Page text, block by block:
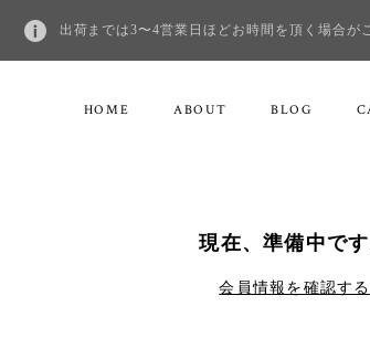
出荷までは3〜4営業日ほどお時間を頂く場合が
HOME ABOUT BLOG
現在、準備中です
会員情報を確認する